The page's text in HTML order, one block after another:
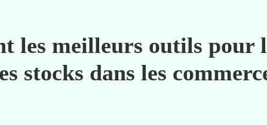
les meilleurs outils pour
stocks dans les